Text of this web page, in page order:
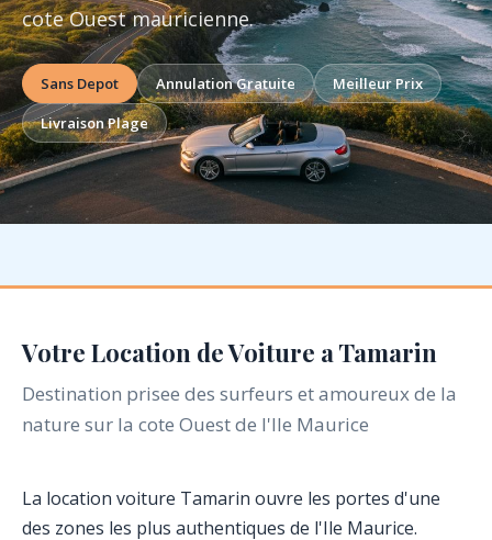
cote Ouest mauricienne.
Sans Depot Annulation Gratuite
Meilleur Prix
Livraison Plage
Votre Location de Voiture a Tamarin
Destination prisee des surfeurs et amoureux de la
nature sur la cote Ouest de l'Ile Maurice
La location voiture Tamarin ouvre les portes d'une
des zones les plus authentiques de l'Ile Maurice.